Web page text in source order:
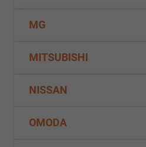
MG
MITSUBISHI
NISSAN
OMODA